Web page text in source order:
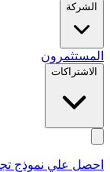
الشركة
المستثمرون
الاشتراكات
احصل علي نموذج